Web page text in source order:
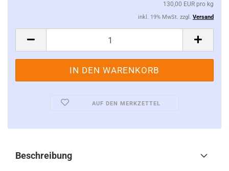
130,00 EUR pro kg
inkl. 19% MwSt. zzgl. Versand
AUF DEN MERKZETTEL
Beschreibung